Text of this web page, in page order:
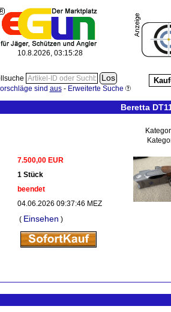
10.8.2026, 03:15:29
sind aus- Erweiterte Suche
Beretta
7.500,00 EUR
1 Stück
beendet
04.06.2026 09:37:46 MEZ
( Einsehen )